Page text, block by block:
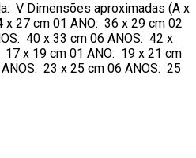
V Dimensões aproximadas (A x
x 27 cm 01 ANO: 36 x 29 cm 02
40 x 33 cm 06 ANOS: 42 x
17 x 19 cm 01 ANO: 19 x 21 cm
23 x 25 cm 06 ANOS: 25